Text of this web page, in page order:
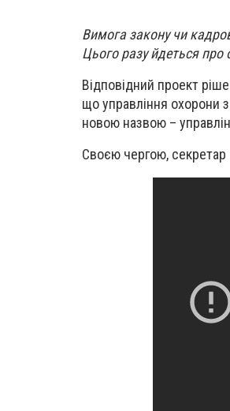
Вимога закону чи
Цього разу йдеться про
Відповідний проект
що управління охорони
новою назвою –
Своєю чергою,